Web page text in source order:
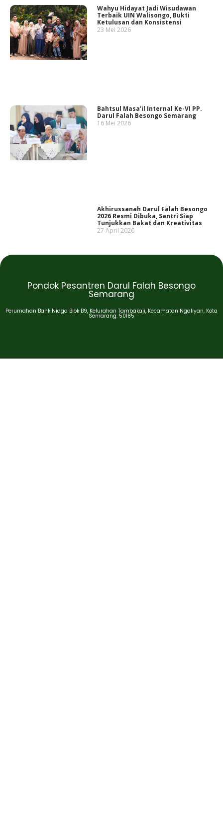
Wahyu Hidayat Jadi Wisudawan
Terbaik UIN Walisongo, Bukti
Ketulusan dan Konsistensi
23 Mei 2026
Bahtsul Masa’il Internal Ke-VI PP.
Darul Falah Besongo Semarang
16 Mei 2026
Akhirussanah Darul Falah Besongo
2026 Resmi Dibuka, Santri Siap
Tunjukkan Bakat dan Kreativitas
27 April 2026
Pondok Pesantren Darul Falah Besongo
Semarang
Perumahan Bank Niaga Blok B9, Kelurahan Tambakaji, Kecamatan Ngaliyan, Kota
Semarang. 50185